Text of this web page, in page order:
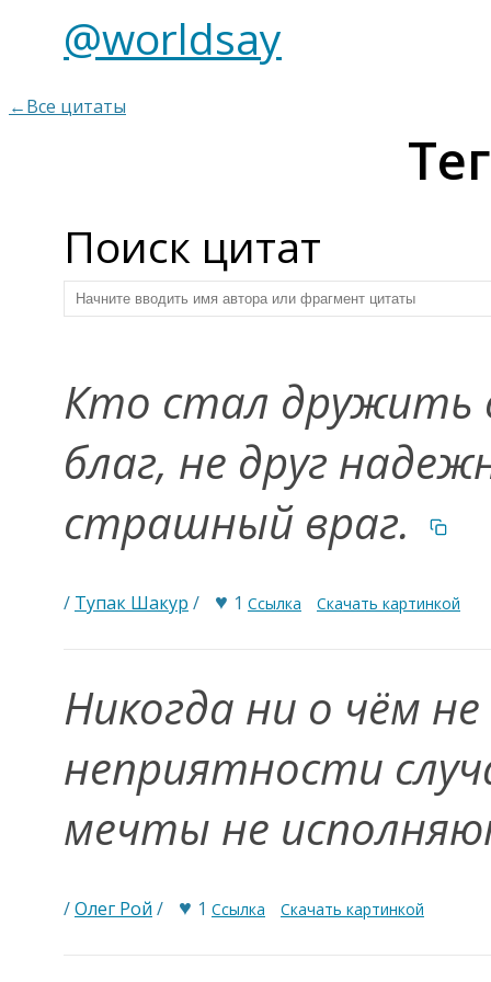
@worldsay
←Все цитаты
Поиск цитат
Кто стал дружить
благ, не друг
страшный враг.
/ Тупак Шакур / ♥ 1 Ссылка Скачать картинкой
Никогда ни о чём
неприятности
мечты не
/Олег Рой / ♥ 1 Ссылка Скачать картинкой